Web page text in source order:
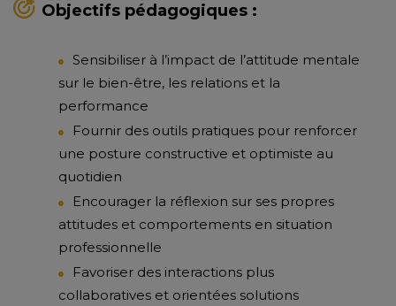
Objectifs pédagogiques :
Sensibiliser à l’impact de l’attitude mentale
sur le bien-être, les relations et la
performance
Fournir des outils pratiques pour renforcer
une posture constructive et optimiste au
quotidien
Encourager la réflexion sur ses propres
attitudes et comportements en situation
professionnelle
Favoriser des interactions plus
collaboratives et orientées solutions